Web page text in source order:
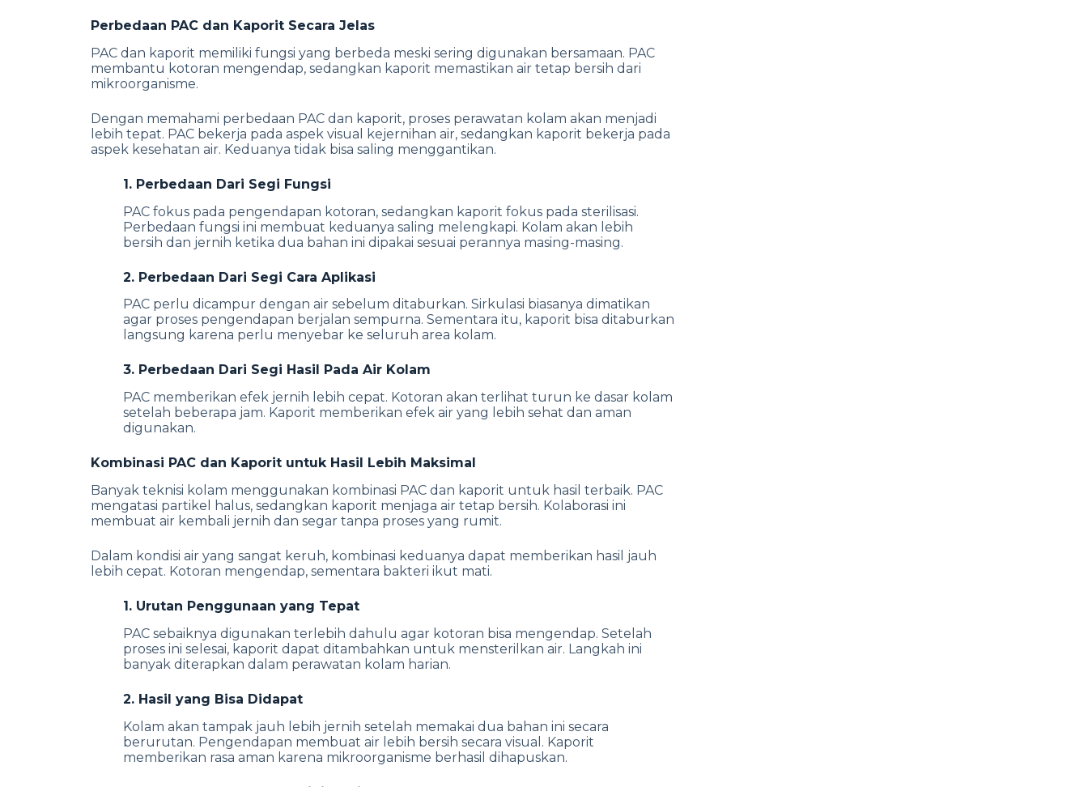
Perbedaan PAC dan Kaporit Secara Jelas
PAC dan kaporit memiliki fungsi yang berbeda meski sering digunakan bersamaan. PAC
membantu kotoran mengendap, sedangkan kaporit memastikan air tetap bersih dari
mikroorganisme.
Dengan memahami perbedaan PAC dan kaporit, proses perawatan kolam akan menjadi
lebih tepat. PAC bekerja pada aspek visual kejernihan air, sedangkan kaporit bekerja pada
aspek kesehatan air. Keduanya tidak bisa saling menggantikan.
1. Perbedaan Dari Segi Fungsi
PAC fokus pada pengendapan kotoran, sedangkan kaporit fokus pada sterilisasi.
Perbedaan fungsi ini membuat keduanya saling melengkapi. Kolam akan lebih
bersih dan jernih ketika dua bahan ini dipakai sesuai perannya masing-masing.
2. Perbedaan Dari Segi Cara Aplikasi
PAC perlu dicampur dengan air sebelum ditaburkan. Sirkulasi biasanya dimatikan
agar proses pengendapan berjalan sempurna. Sementara itu, kaporit bisa ditaburkan
langsung karena perlu menyebar ke seluruh area kolam.
3. Perbedaan Dari Segi Hasil Pada Air Kolam
PAC memberikan efek jernih lebih cepat. Kotoran akan terlihat turun ke dasar kolam
setelah beberapa jam. Kaporit memberikan efek air yang lebih sehat dan aman
digunakan.
Kombinasi PAC dan Kaporit untuk Hasil Lebih Maksimal
Banyak teknisi kolam menggunakan kombinasi PAC dan kaporit untuk hasil terbaik. PAC
mengatasi partikel halus, sedangkan kaporit menjaga air tetap bersih. Kolaborasi ini
membuat air kembali jernih dan segar tanpa proses yang rumit.
Dalam kondisi air yang sangat keruh, kombinasi keduanya dapat memberikan hasil jauh
lebih cepat. Kotoran mengendap, sementara bakteri ikut mati.
1. Urutan Penggunaan yang Tepat
PAC sebaiknya digunakan terlebih dahulu agar kotoran bisa mengendap. Setelah
proses ini selesai, kaporit dapat ditambahkan untuk mensterilkan air. Langkah ini
banyak diterapkan dalam perawatan kolam harian.
2. Hasil yang Bisa Didapat
Kolam akan tampak jauh lebih jernih setelah memakai dua bahan ini secara
berurutan. Pengendapan membuat air lebih bersih secara visual. Kaporit
memberikan rasa aman karena mikroorganisme berhasil dihapuskan.